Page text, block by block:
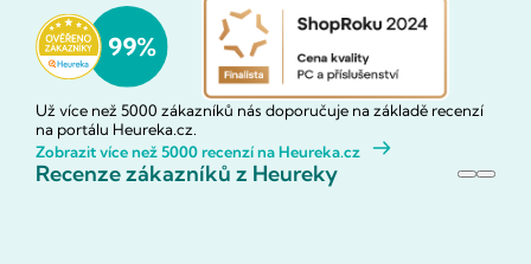
Už více než 5000 zákazníků nás doporučuje na základě recenzí
na portálu Heureka.cz.
Zobrazit více než 5000 recenzí na Heureka.cz
Recenze zákazníků z Heureky